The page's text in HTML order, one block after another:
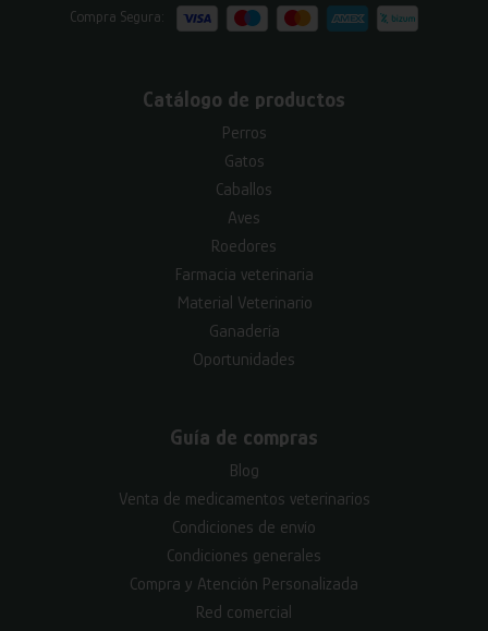
Compra Segura:
Catálogo de productos
Perros
Gatos
Caballos
Aves
Roedores
Farmacia veterinaria
Material Veterinario
Ganadería
Oportunidades
Guía de compras
Blog
Venta de medicamentos veterinarios
Condiciones de envío
Condiciones generales
Compra y Atención Personalizada
Red comercial